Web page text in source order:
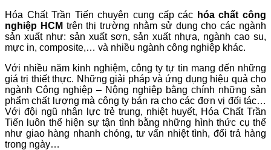
Hóa Chất Trần Tiến chuyên cung cấp các hóa chất công
nghiệp HCM trên thị trường nhằm sử dụng cho các ngành
sản xuất như: sản xuất sơn, sản xuất nhựa, ngành cao su,
mực in, composite,… và nhiều ngành công nghiệp khác.
Với nhiều năm kinh nghiệm, công ty tự tin mang đến những
giá trị thiết thực. Những giải pháp và ứng dụng hiệu quả cho
ngành Công nghiệp – Nộng nghiệp bằng chính những sản
phẩm chất lượng mà công ty bán ra cho các đơn vị đối tác…
Với đội ngũ nhân lực trẻ trung, nhiệt huyết, Hóa Chất Trần
Tiến luôn thể hiện sự tận tình bằng những hình thức cụ thể
như giao hàng nhanh chóng, tư vấn nhiệt tình, đổi trả hàng
trong ngày…